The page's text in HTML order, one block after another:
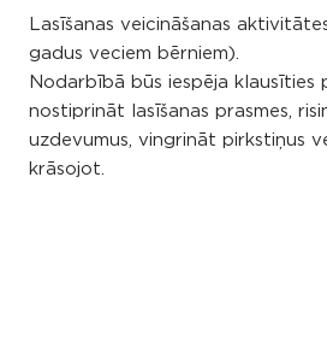
Lasīšanas veicināšanas
gadus veciem bērniem).
Nodarbībā būs iespēja klausīties
nostiprināt lasīšanas prasmes,
uzdevumus, vingrināt pirkstiņus
krāsojot.